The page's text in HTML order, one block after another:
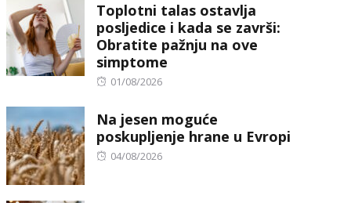
Toplotni talas ostavlja
posljedice i kada se završi:
Obratite pažnju na ove
simptome
Posted
01/08/2026
Na jesen moguće
poskupljenje hrane u Evropi
Posted
04/08/2026